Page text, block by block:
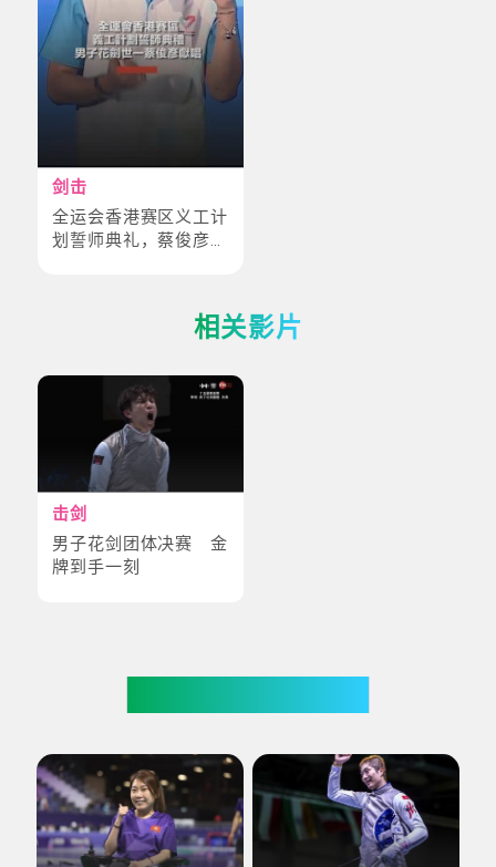
剑击
全运会香港赛区义工计
划誓师典礼，蔡俊彦献
相关影片
击剑
男子花剑团体决赛 金
牌到手一刻